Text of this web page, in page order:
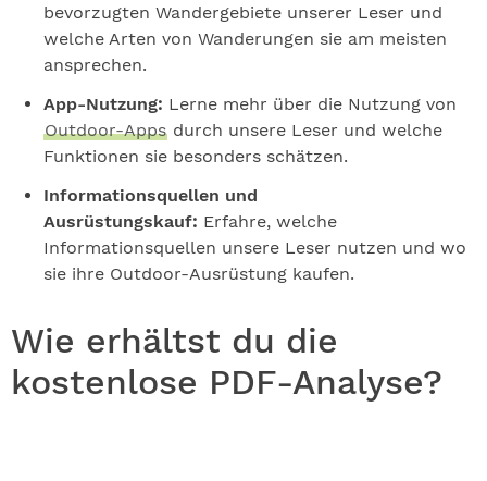
bevorzugten Wandergebiete unserer Leser und
welche Arten von Wanderungen sie am meisten
ansprechen.
App-Nutzung: Lerne mehr über die Nutzung von
Outdoor-Apps durch unsere Leser und welche
Funktionen sie besonders schätzen.
Informationsquellen und
Ausrüstungskauf: Erfahre, welche
Informationsquellen unsere Leser nutzen und wo
sie ihre Outdoor-Ausrüstung kaufen.
Wie erhältst du die
kostenlose PDF-Analyse?